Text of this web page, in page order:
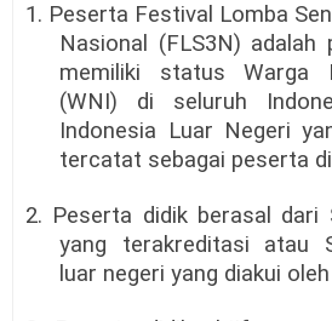
1. Peserta Festival Lomba
Nasional (FLS3N) adalah
memiliki status Warga
(WNI) di seluruh
Indonesia Luar Negeri
tercatat sebagai peserta
2. Peserta didik berasal dari
yang terakreditasi atau
luar negeri yang diakui